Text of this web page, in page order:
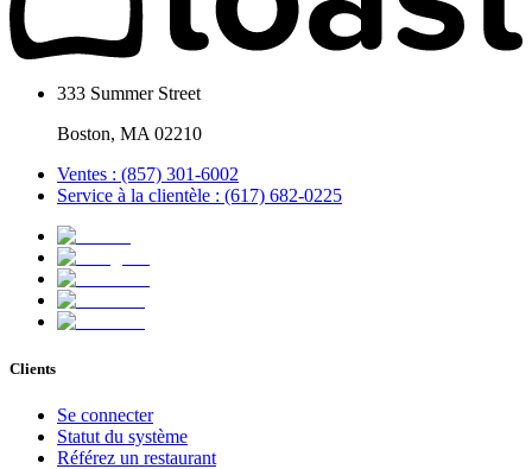
333 Summer Street
Boston, MA 02210
Ventes : (857) 301-6002
Service à la clientèle : (617) 682-0225
Clients
Se connecter
Statut du système
Référez un restaurant